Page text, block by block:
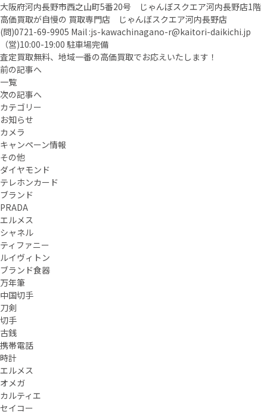
大阪府河内長野市西之山町5番20号 じゃんぼスクエア河内長野店1階
高価買取が自慢の 買取専門店 じゃんぼスクエア河内長野店
(問)0721-69-9905 Mail :js-kawachinagano-r@kaitori-daikichi.jp
（営)10:00-19:00 駐車場完備
査定買取無料、地域一番の高価買取でお応えいたします！
前の記事へ
一覧
次の記事へ
カテゴリー
お知らせ
カメラ
キャンペーン情報
その他
ダイヤモンド
テレホンカード
ブランド
PRADA
エルメス
シャネル
ティファニー
ルイヴィトン
ブランド食器
万年筆
中国切手
刀剣
切手
古銭
携帯電話
時計
エルメス
オメガ
カルティエ
セイコー